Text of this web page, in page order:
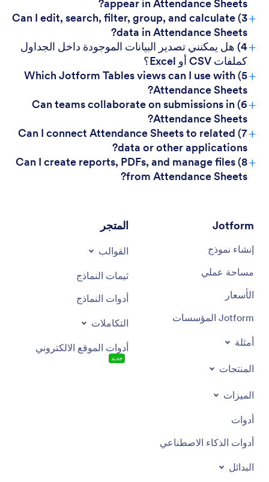
For Managers:
appear in Attendance Sheets?
+
3) Can I edit, search, filter, group, and calculate
data in Attendance Sheets?
+
4) هل يمكنني تصدير البيانات الموجودة داخل الجداول
كملفات CSV أو Excel؟
+
5) Which Jotform Tables views can I use with
Attendance Sheets?
+
6) Can teams collaborate on submissions in
Attendance Sheets?
+
7) Can I connect Attendance Sheets to related
data or other applications?
+
8) Can I create reports, PDFs, and manage files
from Attendance Sheets?
Jotform
إنشاء نموذج
مساحة عملي
الأسعار
Jotform المؤسسات
أمثلة
المنتجات
الميزات
أدوات
أدوات الذكاء الاصطناعي
البدائل
المتجر
القوالب
ثيمات النماذج
أدوات النماذج
التكاملات
أدوات الموقع الالكتروني
جديد